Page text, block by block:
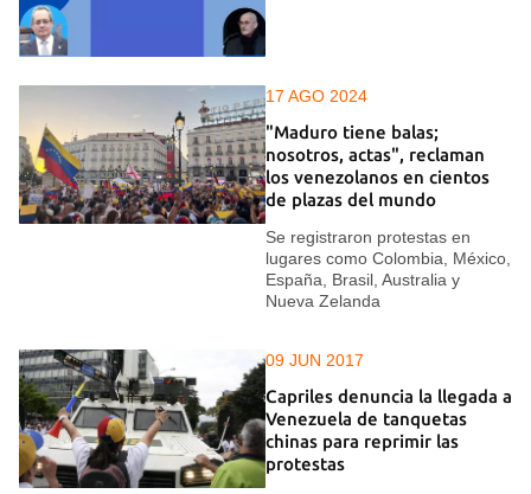
17 AGO 2024
"Maduro tiene balas;
nosotros, actas", reclaman
los venezolanos en cientos
de plazas del mundo
Se registraron protestas en
lugares como Colombia, México,
España, Brasil, Australia y
Nueva Zelanda
09 JUN 2017
Capriles denuncia la llegada a
Venezuela de tanquetas
chinas para reprimir las
protestas